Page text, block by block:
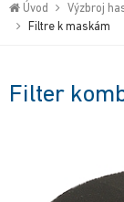
to
homepage
Úvod Výzbroj
Filtre k maskám
Filter